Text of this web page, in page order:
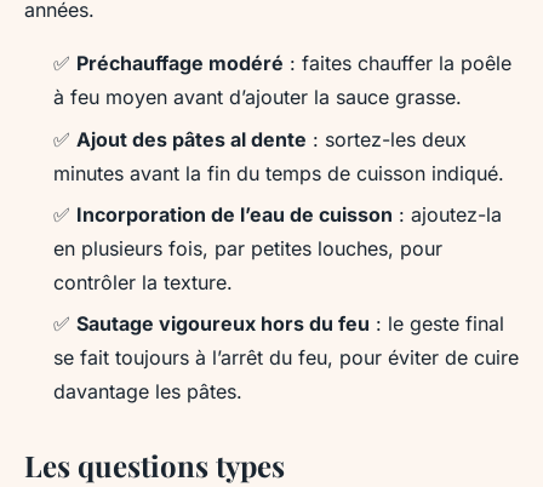
années.
✅ Préchauffage modéré : faites chauffer la poêle
à feu moyen avant d’ajouter la sauce grasse.
✅ Ajout des pâtes al dente : sortez-les deux
minutes avant la fin du temps de cuisson indiqué.
✅ Incorporation de l’eau de cuisson : ajoutez-la
en plusieurs fois, par petites louches, pour
contrôler la texture.
✅ Sautage vigoureux hors du feu : le geste final
se fait toujours à l’arrêt du feu, pour éviter de cuire
davantage les pâtes.
Les questions types